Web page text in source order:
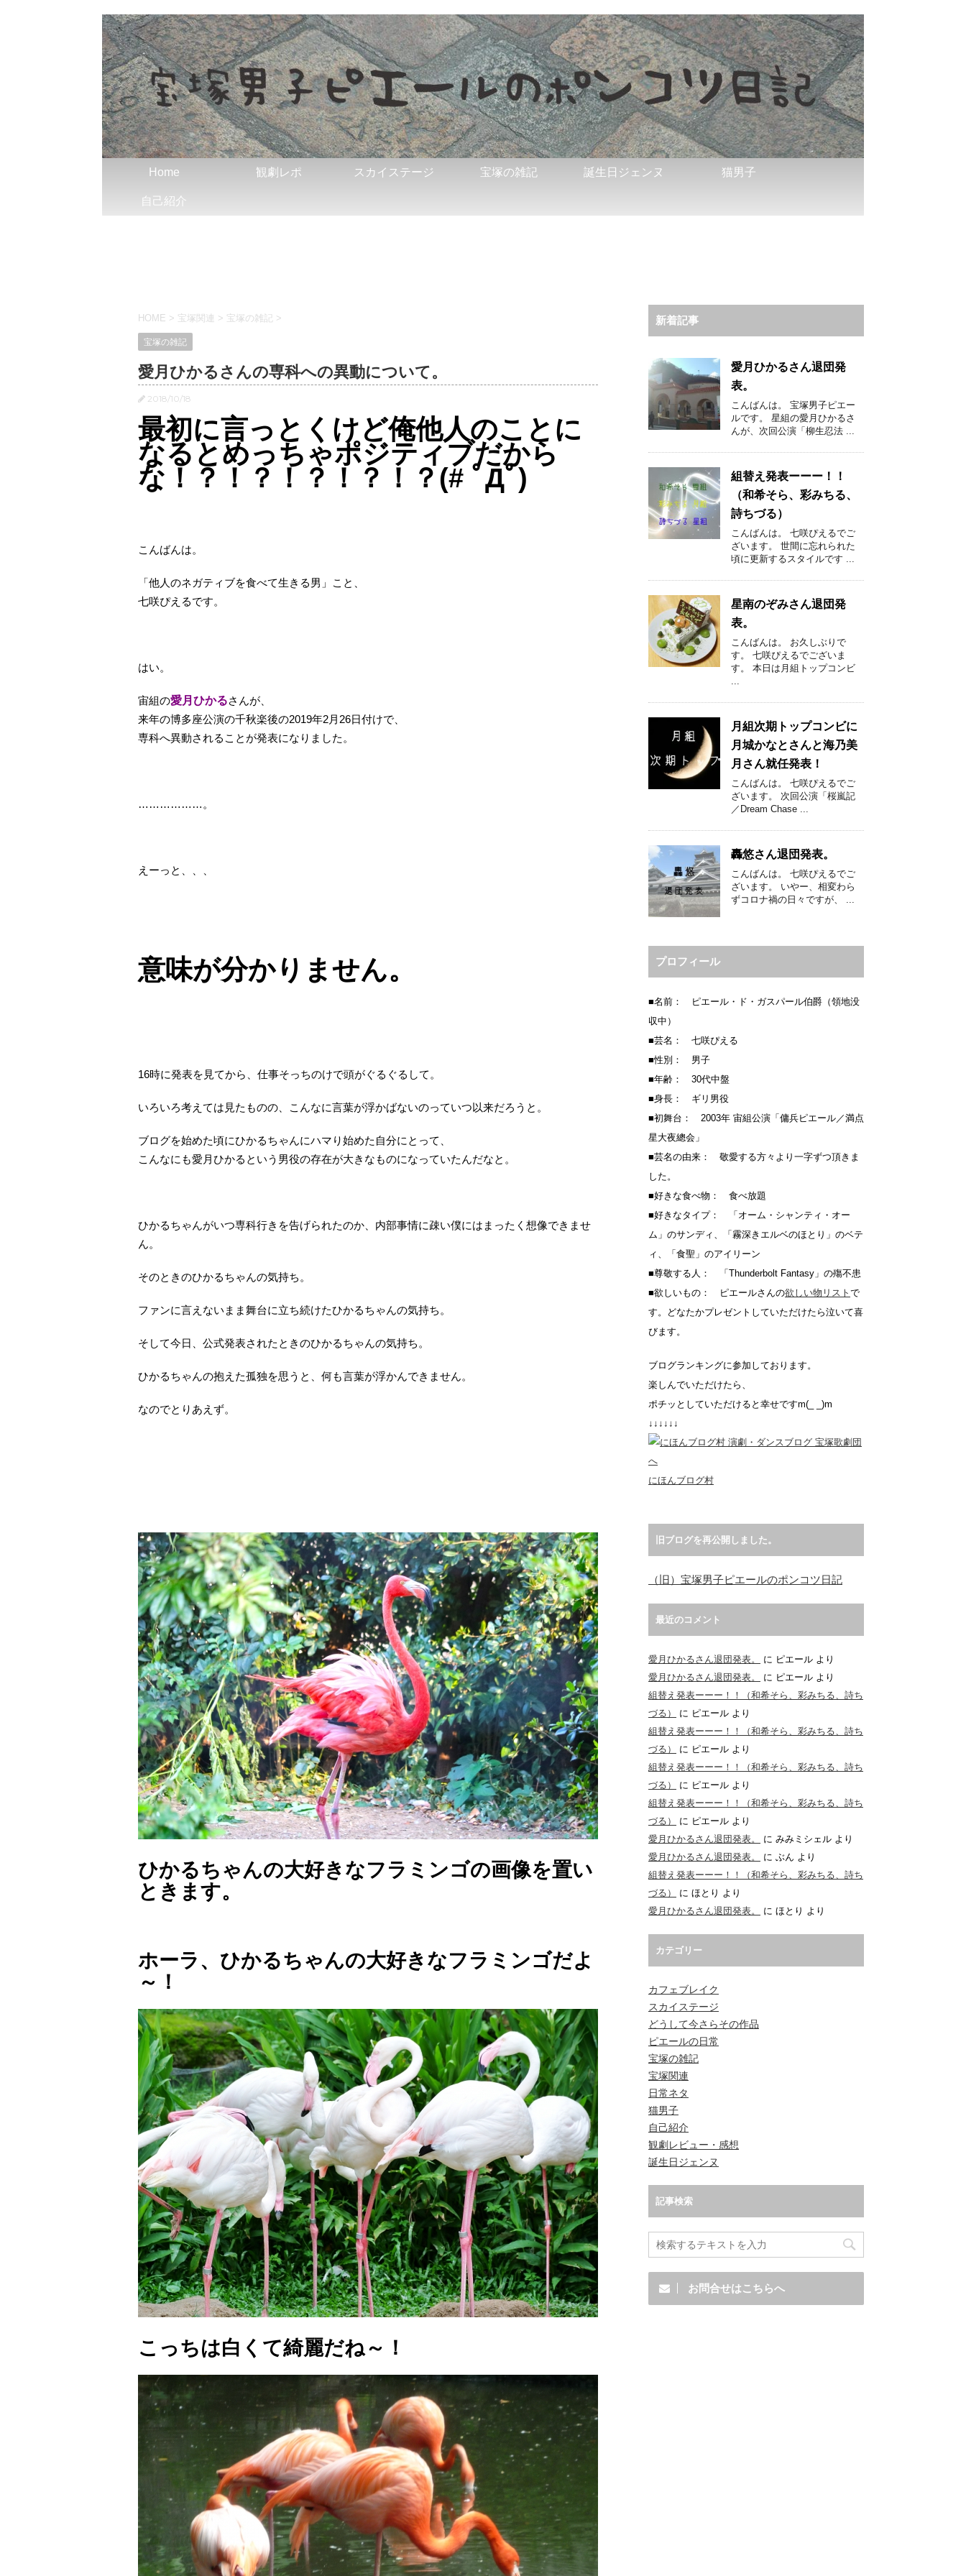
Home 観劇レポ スカイステージ 宝塚の雑記 誕生日ジェンヌ 猫男子
自己紹介
HOME > 宝塚関連 > 宝塚の雑記 >
宝塚の雑記
愛月ひかるさんの専科への異動について。
2018/10/18
最初に言っとくけど俺他人のことに
なるとめっちゃポジティブだから
な！？！？！？！？！？(# ﾟДﾟ)
こんばんは。
「他人のネガティブを食べて生きる男」こと、
七咲ぴえるです。
はい。
宙組の愛月ひかるさんが、
来年の博多座公演の千秋楽後の2019年2月26日付けで、
専科へ異動されることが発表になりました。
………………。
えーっと、、、
意味が分かりません。
16時に発表を見てから、仕事そっちのけで頭がぐるぐるして。
いろいろ考えては見たものの、こんなに言葉が浮かばないのっていつ以来だろうと。
ブログを始めた頃にひかるちゃんにハマり始めた自分にとって、
こんなにも愛月ひかるという男役の存在が大きなものになっていたんだなと。
ひかるちゃんがいつ専科行きを告げられたのか、内部事情に疎い僕にはまったく想像できませ
ん。
そのときのひかるちゃんの気持ち。
ファンに言えないまま舞台に立ち続けたひかるちゃんの気持ち。
そして今日、公式発表されたときのひかるちゃんの気持ち。
ひかるちゃんの抱えた孤独を思うと、何も言葉が浮かんできません。
なのでとりあえず。
ひかるちゃんの大好きなフラミンゴの画像を置い
ときます。
ホーラ、ひかるちゃんの大好きなフラミンゴだよ
～！
こっちは白くて綺麗だね～！
新着記事
愛月ひかるさん退団発
表。
こんばんは。 宝塚男子ピエー
ルです。 星組の愛月ひかるさ
んが、次回公演「柳生忍法 ...
組替え発表ーーー！！
（和希そら、彩みちる、
詩ちづる）
こんばんは。 七咲ぴえるでご
ざいます。 世間に忘れられた
頃に更新するスタイルです ...
星南のぞみさん退団発
表。
こんばんは。 お久しぶりで
す。 七咲ぴえるでございま
す。 本日は月組トップコンビ
...
月組次期トップコンビに
月城かなとさんと海乃美
月さん就任発表！
こんばんは。 七咲ぴえるでご
ざいます。 次回公演「桜嵐記
／Dream Chase ...
轟悠さん退団発表。
こんばんは。 七咲ぴえるでご
ざいます。 いやー、相変わら
ずコロナ禍の日々ですが、 ...
プロフィール
■名前： ピエール・ド・ガスパール伯爵（領地没
収中）
■芸名： 七咲ぴえる
■性別： 男子
■年齢： 30代中盤
■身長： ギリ男役
■初舞台： 2003年 宙組公演「傭兵ピエール／満点
星大夜總会」
■芸名の由来： 敬愛する方々より一字ずつ頂きま
した。
■好きな食べ物： 食べ放題
■好きなタイプ： 「オーム・シャンティ・オー
ム」のサンディ、「霧深きエルベのほとり」のベテ
ィ、「食聖」のアイリーン
■尊敬する人： 「Thunderbolt Fantasy」の殤不患
■欲しいもの： ピエールさんの欲しい物リスト で
す。どなたかプレゼントしていただけたら泣いて喜
びます。
ブログランキングに参加しております。
楽しんでいただけたら、
ポチッとしていただけると幸せですm(_ _)m
↓↓↓↓↓↓
にほんブログ村
旧ブログを再公開しました。
（旧）宝塚男子ピエールのポンコツ日記
最近のコメント
愛月ひかるさん退団発表。 に ピエール より
愛月ひかるさん退団発表。
に ピエール より
組替え発表ーーー！！（和希そら、彩みちる、詩ち
づる）
に ピエール より
組替え発表ーーー！！（和希そら、彩みちる、詩ち
づる）
に ピエール より
組替え発表ーーー！！（和希そら、彩みちる、詩ち
づる）
に ピエール より
組替え発表ーーー！！（和希そら、彩みちる、詩ち
づる）
に ピエール より
愛月ひかるさん退団発表。
に みみミシェル より
愛月ひかるさん退団発表。
に ぶん より
組替え発表ーーー！！（和希そら、彩みちる、詩ち
づる）
に ほとり より
愛月ひかるさん退団発表。
に ほとり より
カテゴリー
カフェブレイク
スカイステージ
どうして今さらその作品
ピエールの日常
宝塚の雑記
宝塚関連
日常ネタ
猫男子
自己紹介
観劇レビュー・感想
誕生日ジェンヌ
記事検索
お問合せはこちらへ